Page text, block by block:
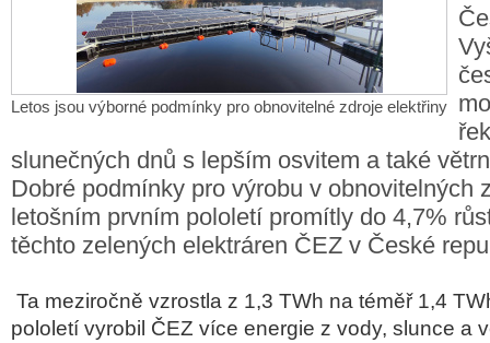
Letos jsou výborné podmínky pro obnovitelné zdroje elektřiny
slunečných dnů s lepším osvitem a také
Dobré podmínky pro výrobu v obnovitelných
letošním prvním pololetí promítly do 4,7%
těchto zelených elektráren ČEZ v České
Ta meziročně vzrostla z 1,3 TWh na téměř 1,4
pololetí vyrobil ČEZ více energie z vody, slunce a